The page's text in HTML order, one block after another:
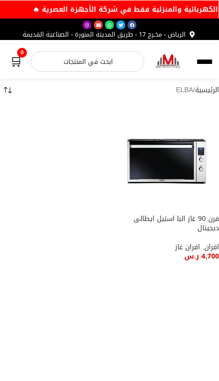
والمنزلية فقط في شركة الأجهزة العصرية 🔥
الرياض - مخـرج 17 - طريق المدينة المنورة - الصناعية القديمة
🛒0
الرئيسيةELBA
فرن 90 غاز البا استيل ايطالى
ديجيتال
افران, افران غاز
4,700 ر.س